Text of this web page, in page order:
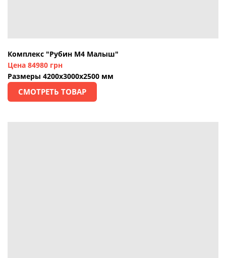
Комплекс "Рубин М4 Малыш"
Цена 84980 грн
Размеры 4200х3000х2500 мм
СМОТРЕТЬ ТОВАР